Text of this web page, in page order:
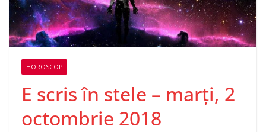
HOROSCOP
E scris în stele – marți, 2
octombrie 2018